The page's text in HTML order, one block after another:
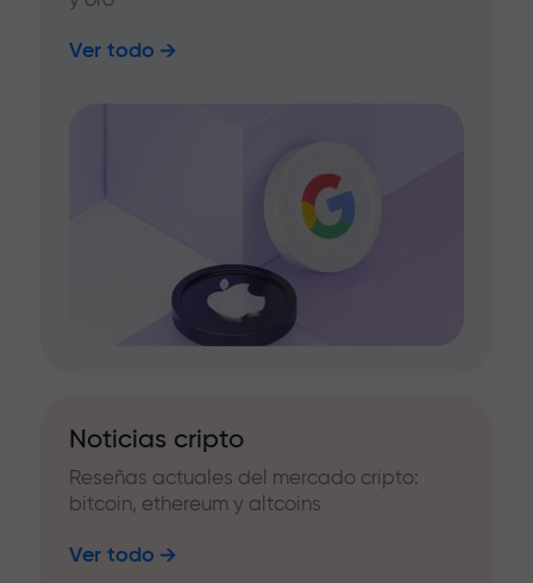
Ver todo
Noticias cripto
Reseñas actuales del mercado cripto:
bitcoin, ethereum y altcoins
Ver todo